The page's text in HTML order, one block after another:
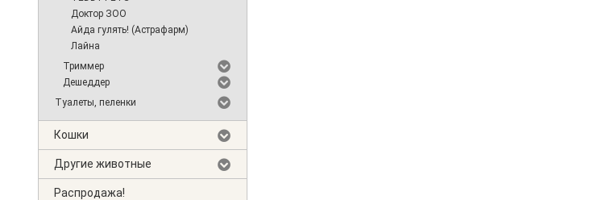
Доктор ЗОО
Айда гулять! (Астрафарм)
Лайна
Триммер
Дешеддер
Туалеты, пеленки
Кошки
Другие животные
Распродажа!